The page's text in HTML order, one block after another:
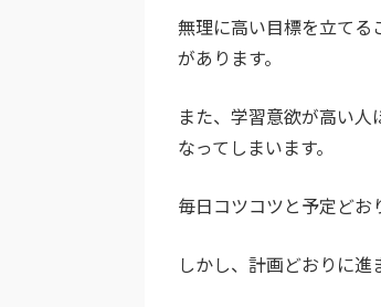
無理に高い目標を立て
があります。
また、学習意欲が高い
なってしまいます。
毎日コツコツと予定どお
しかし、計画どおりに進